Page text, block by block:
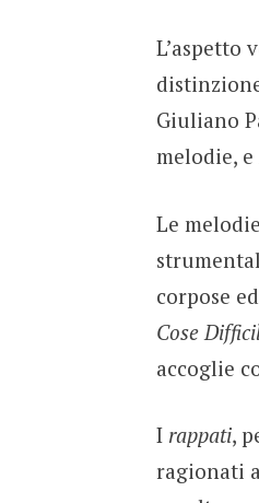
L’aspetto
Giuliano
melodie,
Le
corpose
Cose
accoglie
I rappati,
ragionati